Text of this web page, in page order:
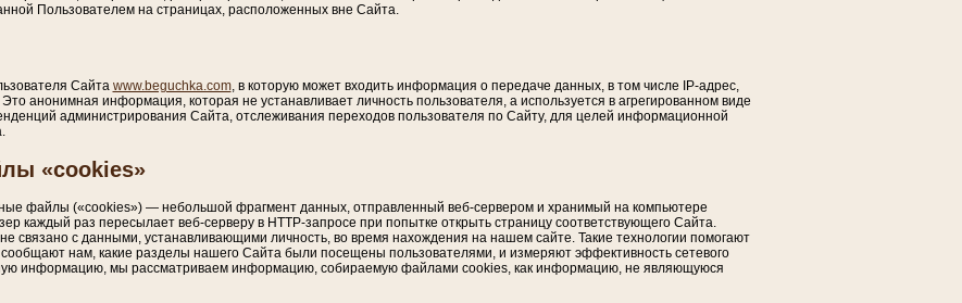
Пользователем на страницах, расположенных вне Сайта.
Сайта www.beguchka.com, в которую может входить информация о передаче данных, в том числе IP-адрес,
анонимная информация, которая не устанавливает личность пользователя, а используется в агрегированном виде
администрирования Сайта, отслеживания переходов пользователя по Сайту, для целей информационной
«cookies»
файлы («cookies») — небольшой фрагмент данных, отправленный веб-сервером и хранимый на компьютере
каждый раз пересылает веб-серверу в HTTP-запросе при попытке открыть страницу соответствующего Сайта.
связано с данными, устанавливающими личность, во время нахождения на нашем сайте. Такие технологии помогают
нам, какие разделы нашего Сайта были посещены пользователями, и измеряют эффективность сетевого
информацию, мы рассматриваем информацию, собираемую файлами cookies, как информацию, не являющуюся